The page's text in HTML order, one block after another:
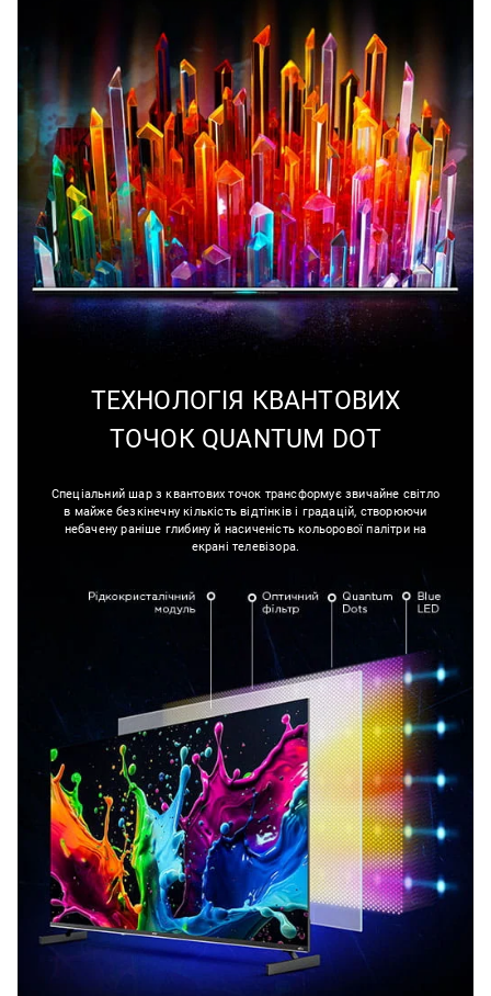
ТЕХНОЛОГІЯ КВАНТОВИХ
ТОЧОК QUANTUM DOT
Спеціальний шар з квантових точок трансформує звичайне світло
в майже безкінечну кількість відтінків і градацій, створюючи
небачену раніше глибину й насиченість кольорової палітри на
екрані телевізора.